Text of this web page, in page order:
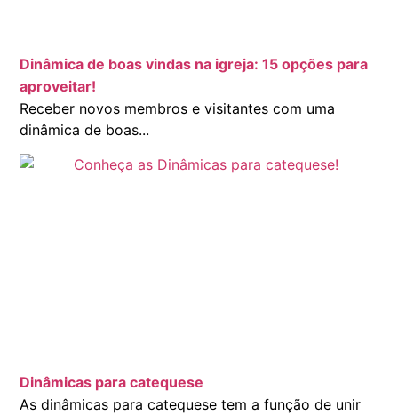
Dinâmica de boas vindas na igreja: 15 opções para
aproveitar!
Receber novos membros e visitantes com uma
dinâmica de boas...
Dinâmicas para catequese
As dinâmicas para catequese tem a função de unir